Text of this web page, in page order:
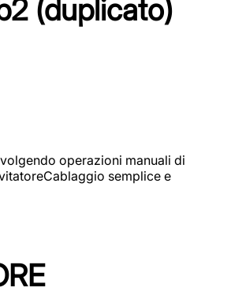
(duplicato)
operazioni manuali di
semplice e